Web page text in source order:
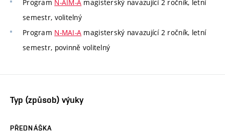
Program N-AIM-A magisterský navazující 2 ročník, letní
semestr, volitelný
Program N-MAI-A magisterský navazující 2 ročník, letní
semestr, povinně volitelný
Typ (způsob) výuky
PŘEDNÁŠKA